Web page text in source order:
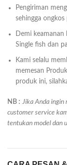
Pengiriman
sehingga
Demi keamanan
Single fish dan
Kami selalu
memesan
produk ini,
NB : Jika Anda ingin
customer service
tentukan model dan